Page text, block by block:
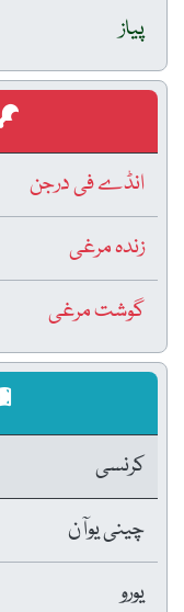
پیاز
انڈے فی درجن
زندہ مرغی
گوشت مرغی
کرنسی
چینی یوآن
یورو